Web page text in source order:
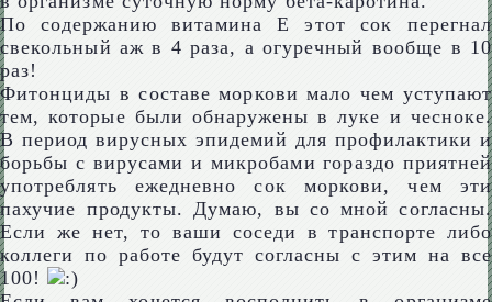
По содержанию витамина Е этот сок перегнал
свекольный аж в 4 раза, а огуречный вообще в 10
раз!
Фитонциды в составе моркови мало чем уступают
тем, которые были обнаружены в луке и чесноке.
В период вирусных эпидемий для профилактики и
борьбы с вирусами и микробами гораздо приятней
употреблять ежедневно сок моркови, чем эти
пахучие продукты. Думаю, вы со мной согласны.
Если же нет, то ваши соседи в транспорте либо
коллеги по работе будут согласны с этим на все
100!